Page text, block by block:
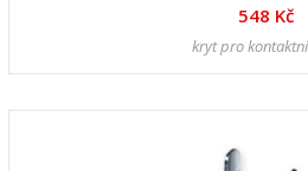
548 Kč
kryt pro